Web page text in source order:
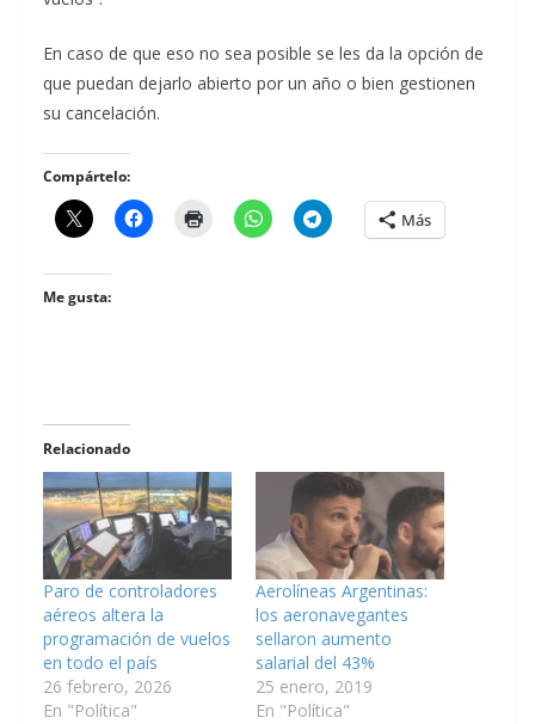
En caso de que eso no sea posible se les da la opción de
que puedan dejarlo abierto por un año o bien gestionen
su cancelación.
Compártelo:
Más
Me gusta:
Relacionado
Paro de controladores
aéreos altera la
programación de vuelos
en todo el país
26 febrero, 2026
En "Política"
Aerolíneas Argentinas:
los aeronavegantes
sellaron aumento
salarial del 43%
25 enero, 2019
En "Política"